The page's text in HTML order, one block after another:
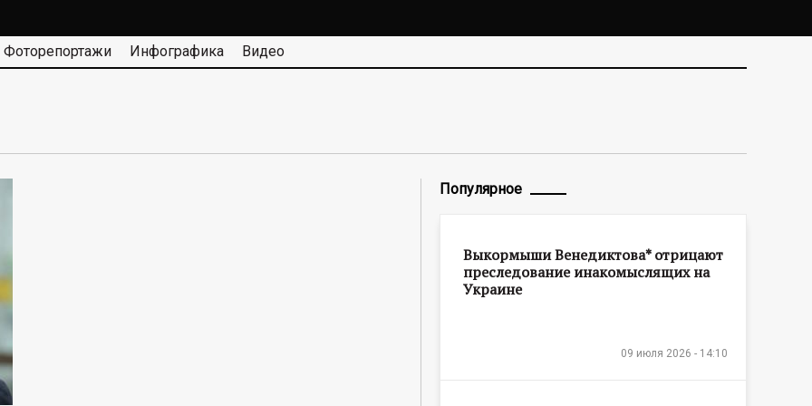
Фоторепортажи Инфографика Видео
Популярное
Выкормыши Венедиктова* отрицают
преследование инакомыслящих на
Украине
09 июля 2026 - 14:10